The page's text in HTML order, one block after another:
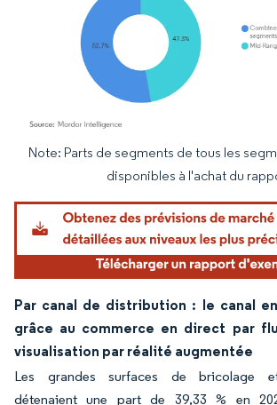
Image © Mordor Intelligence. La réutilisation nécessite
Note: Parts de segments de tous les
disponibles à l'achat du
Par canal de distribution : le canal
grâce au commerce en direct par
visualisation par réalité augmentée
Les grandes surfaces de bricolage
détenaient une part de 39,33 % en